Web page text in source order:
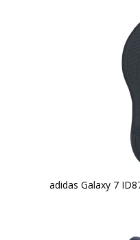
adidas Galaxy 7